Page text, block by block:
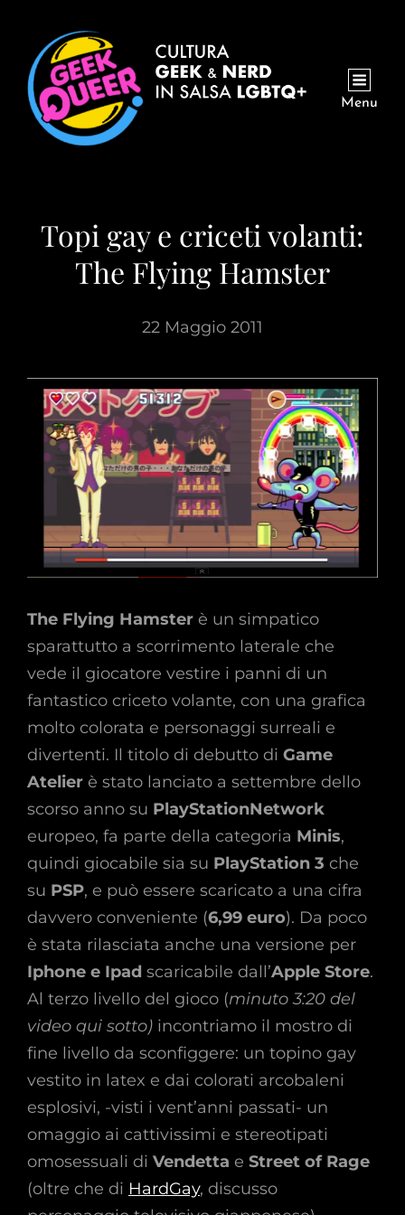
Menu
Topi gay e criceti volanti:
The Flying Hamster
22 Maggio 2011
The Flying Hamster è un simpatico
sparattutto a scorrimento laterale che
vede il giocatore vestire i panni di un
fantastico criceto volante, con una grafica
molto colorata e personaggi surreali e
divertenti. Il titolo di debutto di Game
Atelier è stato lanciato a settembre dello
scorso anno su PlayStationNetwork
europeo, fa parte della categoria Minis,
quindi giocabile sia su PlayStation 3 che
su PSP, e può essere scaricato a una cifra
davvero conveniente (6,99 euro). Da poco
è stata rilasciata anche una versione per
Iphone e Ipad scaricabile dall’Apple Store.
Al terzo livello del gioco (minuto 3:20 del
video qui sotto) incontriamo il mostro di
fine livello da sconfiggere: un topino gay
vestito in latex e dai colorati arcobaleni
esplosivi, -visti i vent’anni passati- un
omaggio ai cattivissimi e stereotipati
omosessuali di Vendetta e Street of Rage
(oltre che di HardGay, discusso